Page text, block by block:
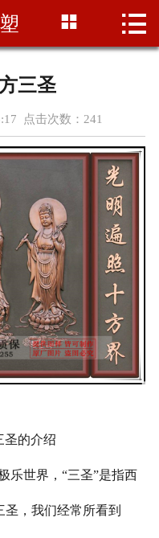
 首页
新闻资讯
工程案例
资质荣誉
营销网络
联系我们
 
三圣
点击次数： 241
的介绍
世界，“三圣”是指西
，我们经常所看到